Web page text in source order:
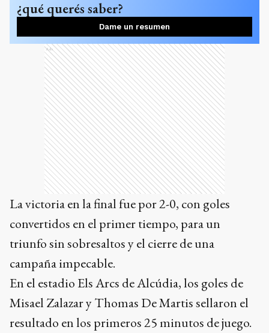
¿qué querés saber?
Dame un resumen
Ads
La victoria en la final fue por 2-0, con goles
convertidos en el primer tiempo, para un
triunfo sin sobresaltos y el cierre de una
campaña impecable.
En el estadio Els Arcs de Alcúdia, los goles de
Misael Zalazar y Thomas De Martis sellaron el
resultado en los primeros 25 minutos de juego.